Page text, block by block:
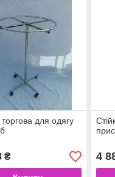
торгова для одягу
₴ 4